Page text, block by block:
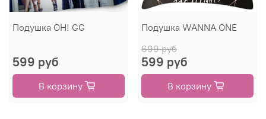
Подушка OH! GG
599 руб
В корзину
Подушка WANNA ONE
699 руб
599 руб
В корзину